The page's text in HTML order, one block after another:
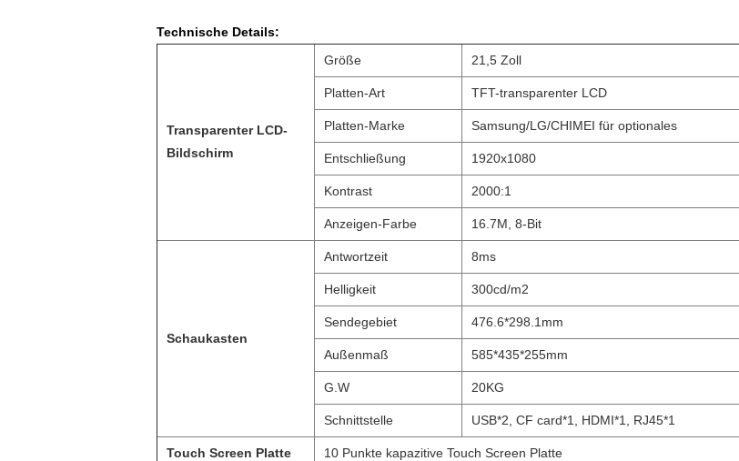
Technische Details:
Transparenter LCD-
Bildschirm
Größe 21,5 Zoll
Platten-Art TFT-transparenter LCD
Platten-Marke Samsung/LG/CHIMEI für optionales
Entschließung 1920x1080
Kontrast 2000:1
Anzeigen-Farbe 16.7M, 8-Bit
Schaukasten
Antwortzeit 8ms
Helligkeit 300cd/m2
Sendegebiet 476.6*298.1mm
Außenmaß 585*435*255mm
G.W 20KG
Schnittstelle USB*2, CF card*1, HDMI*1, RJ45*1
Touch Screen Platte 10 Punkte kapazitive Touch Screen Platte